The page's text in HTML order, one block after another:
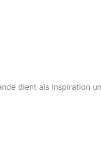
dient als Inspiration